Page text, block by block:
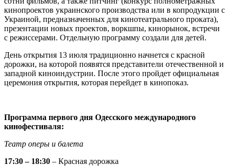
кинопроектов украинского производства или в копродукции с
Украиной, предназначенных для кинотеатрального проката),
презентации новых проектов, воркшпы, кинорынок, встречи
с режиссерами. Отдельную программу создали для детей.
День открытия 13 июля традиционно начнется с красной
дорожки, на которой появятся представители отечественной и
западной киноиндустрии. После этого пройдет официальная
церемония открытия, которая перейдет в кинопоказ.
Программа первого дня Одесского международного
кинофестиваля:
Театр оперы и балета
17:30 – 18:30 – Красная дорожка